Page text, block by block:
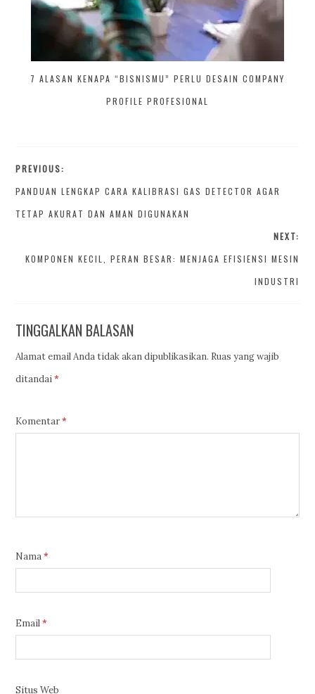
7 ALASAN KENAPA “BISNISMU” PERLU DESAIN COMPANY
PROFILE PROFESIONAL
PREVIOUS:
PANDUAN LENGKAP CARA KALIBRASI GAS DETECTOR AGAR
TETAP AKURAT DAN AMAN DIGUNAKAN
NEXT:
KOMPONEN KECIL, PERAN BESAR: MENJAGA EFISIENSI MESIN
INDUSTRI
TINGGALKAN BALASAN
Alamat email Anda tidak akan dipublikasikan. Ruas yang wajib
ditandai*
Komentar*
Nama*
Email*
Situs Web